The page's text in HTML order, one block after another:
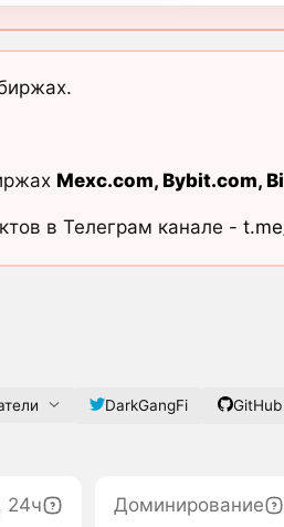
Mexc.com, Bybit.com,
в Телеграм канале -
DarkGangFi GitHub
24ч
Доминирование